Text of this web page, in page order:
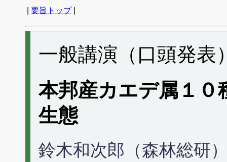
要旨トップ|
一般講演（口頭発表
本邦産カエデ属１０
生態
鈴木和次郎（森林総研